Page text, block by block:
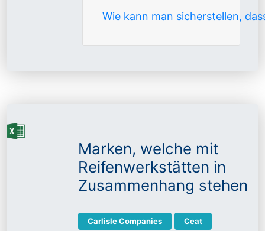
Wie kann man sicherstellen,
Marken, welche mit
Reifenwerkstätten in
Zusammenhang stehen
Carlisle Companies Ceat